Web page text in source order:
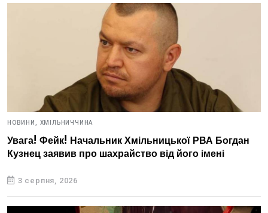
НОВИНИ, ХМІЛЬНИЧЧИНА
Увага! Фейк! Начальник Хмільницької РВА Богдан
Кузнец заявив про шахрайство від його імені
3 серпня, 2026